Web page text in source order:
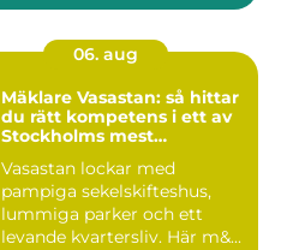
06. aug
Mäklare Vasastan: så hittar
du rätt kompetens i ett av
Stockholms mest
Vasastan lockar med
pampiga sekelskifteshus,
lummiga parker och ett
levande kvartersliv. Här m&...